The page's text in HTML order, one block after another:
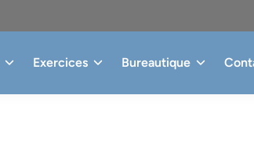
Exercices Bureautique